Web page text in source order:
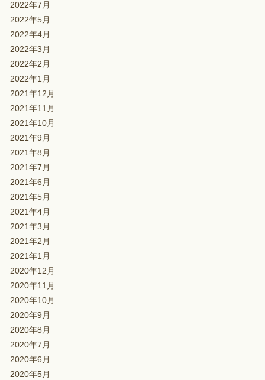
2022年7月
2022年5月
2022年4月
2022年3月
2022年2月
2022年1月
2021年12月
2021年11月
2021年10月
2021年9月
2021年8月
2021年7月
2021年6月
2021年5月
2021年4月
2021年3月
2021年2月
2021年1月
2020年12月
2020年11月
2020年10月
2020年9月
2020年8月
2020年7月
2020年6月
2020年5月